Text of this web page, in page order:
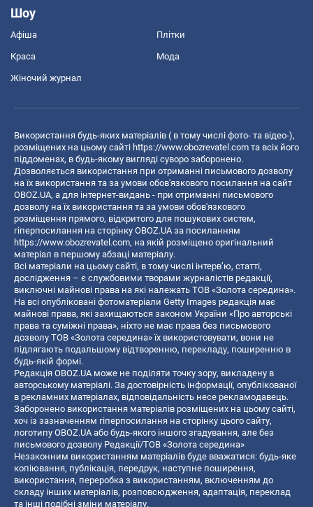
Шоу
Афіша Плітки
Краса Мода
Жіночий журнал
Використання будь-яких матеріалів ( в тому числі фото- та відео-),
розміщених на цьому сайті https://www.obozrevatel.com та всіх його
піддоменах, в будь-якому вигляді суворо заборонено.
Дозволяється використання при отриманні письмового дозволу
на їх використання та за умови обов'язкового посилання на сайт
OBOZ.UA, а для інтернет-видань - при отриманні письмового
дозволу на їх використання та за умови обов'язкового
розміщення прямого, відкритого для пошукових систем,
гіперпосилання на сторінку OBOZ.UA за посиланням
https://www.obozrevatel.com, на якій розміщено оригінальний
матеріал в першому абзаці матеріалу.
Всі матеріали на цьому сайті, в тому числі інтерв’ю, статті,
дослідження – є службовими творами журналістів редакції,
виключні майнові права на які належать ТОВ «Золота середина».
На всі опубліковані фотоматеріали Getty Images редакція має
майнові права, які захищаються законом України «Про авторські
права та суміжні права», ніхто не має права без письмового
дозволу ТОВ «Золота середина» їх використовувати, вони не
підлягають подальшому відтворенню, перекладу, поширенню в
будь-якій формі.
Редакція OBOZ.UA може не поділяти точку зору, викладену в
авторському матеріалі. За достовірність інформації, опублікованої
в рекламних матеріалах, відповідальність несе рекламодавець.
Заборонено використання матеріалів розміщених на цьому сайті,
хоч із зазначенням гіперпосилання на сторінку цього сайту,
логотипу OBOZ.UA або будь-якого іншого згадування, але без
письмового дозволу Редакції/ТОВ «Золота середина»
Незаконним використанням матеріалів буде вважатися: будь-яке
копiювання, публiкацiя, передрук, наступне поширення,
використання, переробка з використанням, включенням до
складу інших матеріалів, розповсюдження, адаптація, переклад
та інші подібні зміни матеріалу.